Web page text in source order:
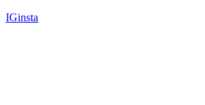
IGinsta